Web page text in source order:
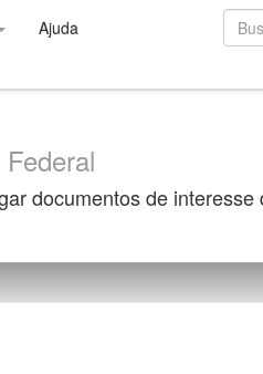
Ajuda
documentos de